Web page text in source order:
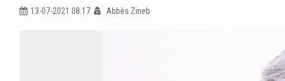
13-07-2021 08:17 Abbès Zineb